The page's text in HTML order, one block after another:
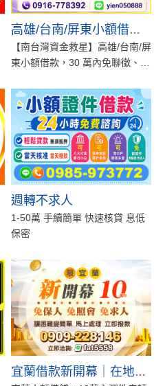
高雄/台南/屏東小額借款，30萬內免聯徵、代償高利專案
【南台灣資金救星】高雄/台南/屏
東小額借款，30 萬內免聯徵、代
下，不論...
週轉不求人
1-50萬 手續簡單 快速核貸 息低
保密
宜蘭借款新開幕｜在地快速資金週轉